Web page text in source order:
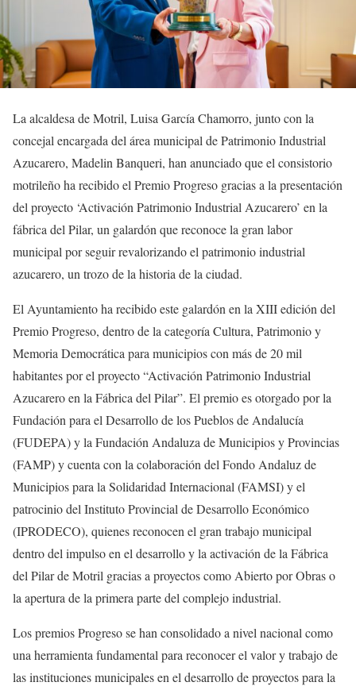
La alcaldesa de Motril, Luisa García Chamorro, junto con la
concejal encargada del área municipal de Patrimonio Industrial
Azucarero, Madelin Banqueri, han anunciado que el consistorio
motrileño ha recibido el Premio Progreso gracias a la presentación
del proyecto ‘Activación Patrimonio Industrial Azucarero’ en la
fábrica del Pilar, un galardón que reconoce la gran labor
municipal por seguir revalorizando el patrimonio industrial
azucarero, un trozo de la historia de la ciudad.
El Ayuntamiento ha recibido este galardón en la XIII edición del
Premio Progreso, dentro de la categoría Cultura, Patrimonio y
Memoria Democrática para municipios con más de 20 mil
habitantes por el proyecto “Activación Patrimonio Industrial
Azucarero en la Fábrica del Pilar”. El premio es otorgado por la
Fundación para el Desarrollo de los Pueblos de Andalucía
(FUDEPA) y la Fundación Andaluza de Municipios y Provincias
(FAMP) y cuenta con la colaboración del Fondo Andaluz de
Municipios para la Solidaridad Internacional (FAMSI) y el
patrocinio del Instituto Provincial de Desarrollo Económico
(IPRODECO), quienes reconocen el gran trabajo municipal
dentro del impulso en el desarrollo y la activación de la Fábrica
del Pilar de Motril gracias a proyectos como Abierto por Obras o
la apertura de la primera parte del complejo industrial.
Los premios Progreso se han consolidado a nivel nacional como
una herramienta fundamental para reconocer el valor y trabajo de
las instituciones municipales en el desarrollo de proyectos para la